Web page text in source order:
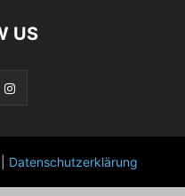
US
Datenschutzerklärung